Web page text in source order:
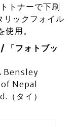
トナーで下刷
リックフォイル
用。
フォトブッ
Bensley
Nepal
タイ）